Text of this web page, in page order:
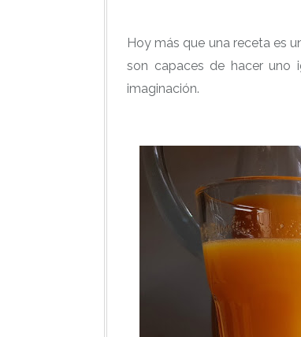
Hoy más que una receta es
son capaces de hacer uno
imaginación.